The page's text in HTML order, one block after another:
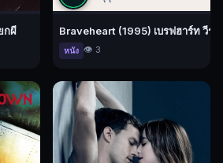
กผี Braveheart (1995) เบรฟฮาร์ท วีร
หนัง 👁️ 3